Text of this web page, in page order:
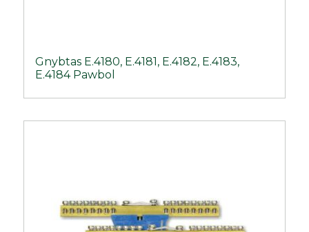
Gnybtas E.4180, E.4181, E.4182, E.4183,
E.4184 Pawbol